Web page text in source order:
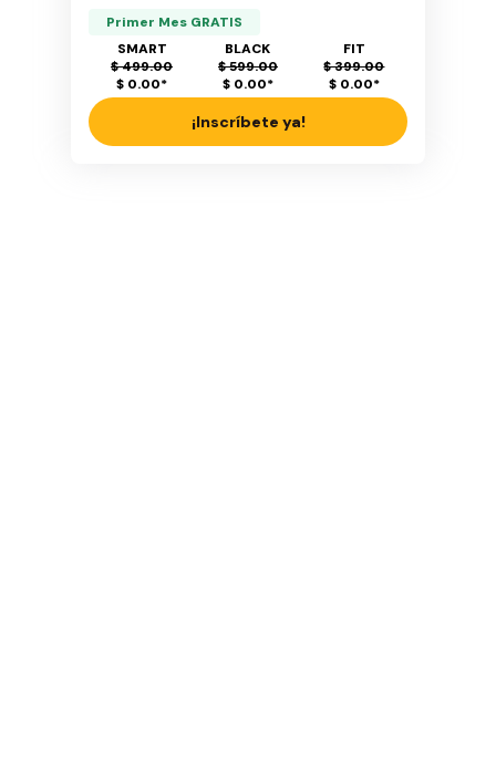
Primer Mes GRATIS
SMART
$ 499.00
$ 0.00*
BLACK
$ 599.00
$ 0.00*
FIT
$ 399.00
$ 0.00*
¡Inscríbete ya!